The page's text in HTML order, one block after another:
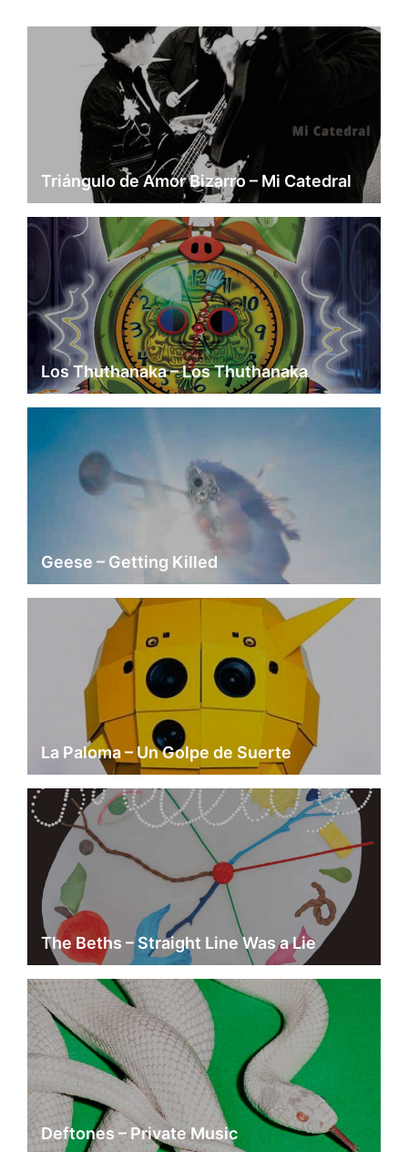
Triángulo de Amor Bizarro – Mi Catedral
Los Thuthanaka – Los Thuthanaka
Geese – Getting Killed
La Paloma – Un Golpe de Suerte
The Beths – Straight Line Was a Lie
Deftones – Private Music